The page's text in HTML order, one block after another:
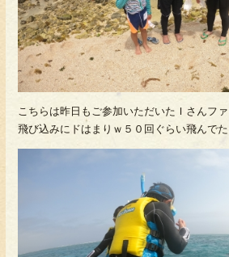
こちらは昨日もご参加いただいたＩさんフ
飛び込みにドはまりｗ５０回ぐらい飛んで